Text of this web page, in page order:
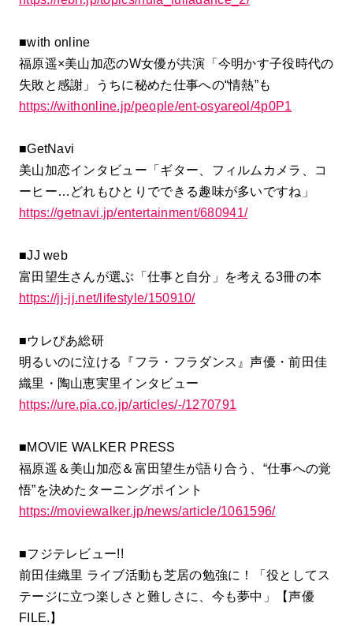
■with online
福原遥×美山加恋のW女優が共演「今明かす子役時代の
失敗と感謝」うちに秘めた仕事への“情熱”も
https://withonline.jp/people/ent-osyareol/4p0P1
■GetNavi
美山加恋インタビュー「ギター、フィルムカメラ、コ
ーヒー…どれもひとりでできる趣味が多いですね」
https://getnavi.jp/entertainment/680941/
■JJ web
富田望生さんが選ぶ「仕事と自分」を考える3冊の本
https://jj-jj.net/lifestyle/150910/
■ウレぴあ総研
明るいのに泣ける『フラ・フラダンス』声優・前田佳
織里・陶山恵実里インタビュー
https://ure.pia.co.jp/articles/-/1270791
■MOVIE WALKER PRESS
福原遥＆美山加恋＆富田望生が語り合う、“仕事への覚
悟”を決めたターニングポイント
https://moviewalker.jp/news/article/1061596/
■フジテレビュー!!
前田佳織里 ライブ活動も芝居の勉強に！「役としてス
テージに立つ楽しさと難しさに、今も夢中」【声優
FILE.】